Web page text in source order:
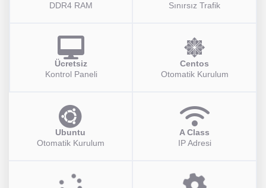
DDR4 RAM
Sınırsız Trafik
Ücretsiz
Kontrol Paneli
Centos
Otomatik Kurulum
Ubuntu
Otomatik Kurulum
A Class
IP Adresi